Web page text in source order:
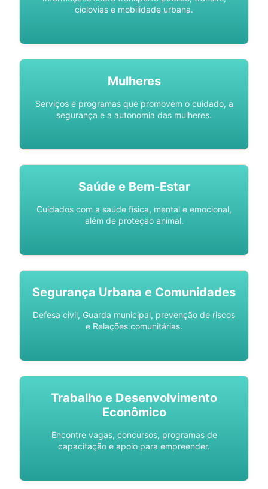
ciclovias e mobilidade urbana.
Mulheres
Serviços e programas que promovem o cuidado, a
segurança e a autonomia das mulheres.
Saúde e Bem-Estar
Cuidados com a saúde física, mental e emocional,
além de proteção animal.
Segurança Urbana e Comunidades
Defesa civil, Guarda municipal, prevenção de riscos
e Relações comunitárias.
Trabalho e Desenvolvimento
Econômico
Encontre vagas, concursos, programas de
capacitação e apoio para empreender.